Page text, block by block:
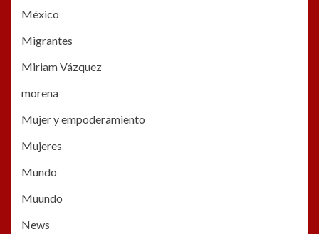
México
Migrantes
Miriam Vázquez
morena
Mujer y empoderamiento
Mujeres
Mundo
Muundo
News